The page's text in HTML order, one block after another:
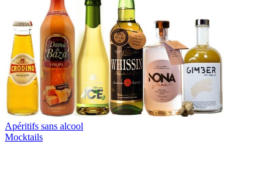
Apéritifs sans alcool
Mocktails